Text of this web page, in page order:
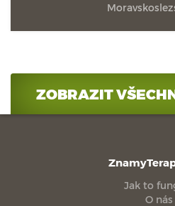
ZOBRAZIT
Jak to
O nás